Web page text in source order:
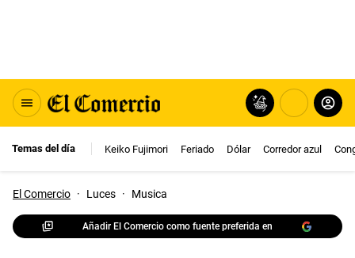
Temas del día Keiko Fujimori Feriado Dólar Corredor azul
El Comercio · Luces · Musica
Añadir El Comercio como fuente preferida en